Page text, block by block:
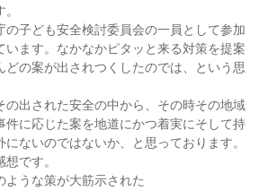
の子ども安全検討委員会の一員として参加
います。なかなかピタッと来る対策を提案
どの案が出されつくしたのでは、という思
の出された安全の中から、その時その地域
件に応じた案を地道にかつ着実にそして持
ないのではないか、と思っております。
です。
ような策が大筋示された